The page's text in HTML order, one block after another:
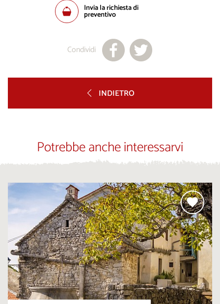
Invia la richiesta di
preventivo
Condividi
INDIETRO
Potrebbe anche interessarvi